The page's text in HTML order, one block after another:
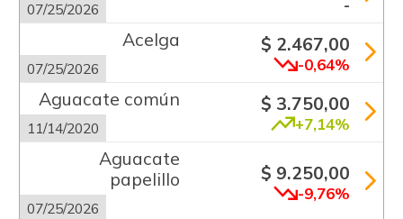
07/25/2026 -
Acelga
07/25/2026
$ 2.467,00
-0,64%
Aguacate común
11/14/2020
$ 3.750,00
+7,14%
Aguacate
papelillo
07/25/2026
$ 9.250,00
-9,76%